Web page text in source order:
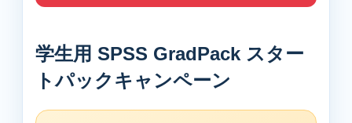
学生用 SPSS GradPack スター
トパックキャンペーン